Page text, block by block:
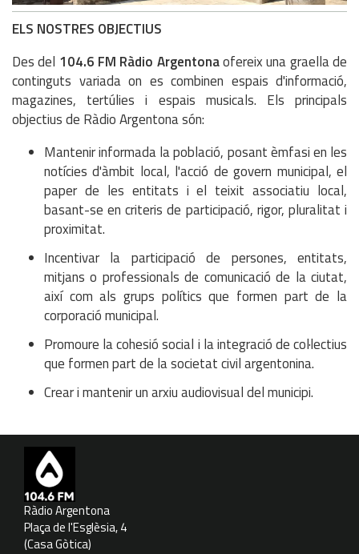
ELS NOSTRES OBJECTIUS
Des del 104.6 FM Ràdio Argentonaofereix una graella de
continguts variada on es combinen espais d'informació,
magazines, tertúlies i espais musicals. Els principals
objectius de Ràdio Argentona són:
Mantenir informada la població, posant èmfasi en les
notícies d'àmbit local, l'acció de govern municipal, el
paper de les entitats i el teixit associatiu local,
basant-se en criteris de participació, rigor, pluralitat i
proximitat.
Incentivar la participació de persones, entitats,
mitjans o professionals de comunicació de la ciutat,
així com als grups polítics que formen part de la
corporació municipal.
Promoure la cohesió social i la integració de col·lectius
que formen part de la societat civil argentonina.
Crear i mantenir un arxiu audiovisual del municipi.
Ràdio Argentona
Plaça de l'Esglèsia, 4
(Casa Gòtica)